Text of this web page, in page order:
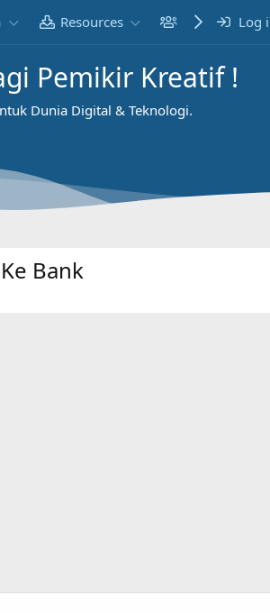
Resources MembersLog
Pemikir Kreatif !
Dunia Digital & Teknologi.
Bank